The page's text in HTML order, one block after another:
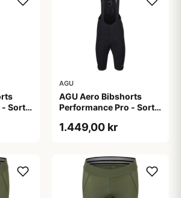
- Sort -
AGU
AGU Aero Bibshorts
Performance Pro - Sort -
1.449,00 kr